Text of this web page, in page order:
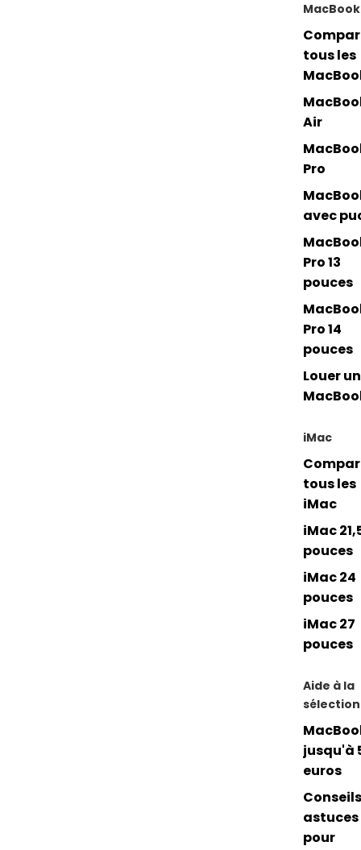
MacBook
tous les
Air
Pro
avec
Pro 13
pouces
Pro 14
pouces
Louer un
iMac
tous les
iMac
iMac
pouces
iMac 24
pouces
iMac 27
pouces
Aide à la
sélection
jusqu'à
euros
astuces
pour